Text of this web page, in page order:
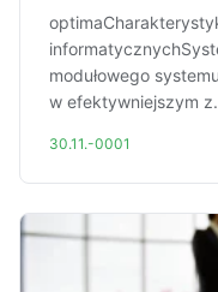
modułowego
w efektywniejszym
30.11.-0001